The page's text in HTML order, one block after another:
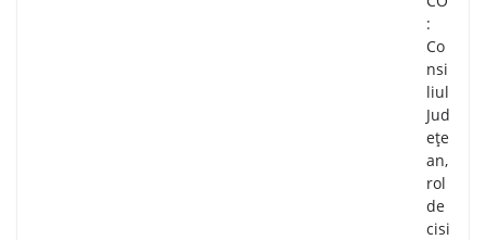
:
Co
nsi
liul
Jud
ețe
an,
rol
de
cisi